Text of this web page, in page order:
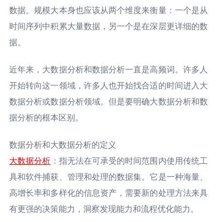
数据。规模大本身也应该从两个维度来衡量：一个是从
时间序列中积累大量数据，另一个是在深层更详细的数
据。
近年来，大数据分析和数据分析一直是高频词。许多人
开始转向这一领域，许多人也开始找合适的时间进入大
数据分析或数据分析领域。但是要明确大数据分析和数
据分析的根本区别。
数据分析和大数据分析的定义
大数据分析 ：指无法在可承受的时间范围内使用传统工
具和软件捕获、管理和处理的数据集。它是一种海量、
高增长率和多样化的信息资产，需要新的处理方法来具
有更强的决策能力，洞察发现能力和流程优化能力。